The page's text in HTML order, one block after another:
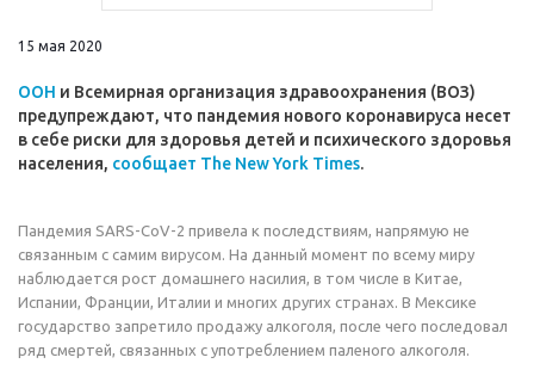
15 мая 2020
ООН и Всемирная организация здравоохранения (ВОЗ)
предупреждают, что пандемия нового коронавируса несет
в себе риски для здоровья детей и психического здоровья
населения, сообщает The New York Times.
Пандемия SARS-CoV-2 привела к последствиям, напрямую не
связанным с самим вирусом. На данный момент по всему миру
наблюдается рост домашнего насилия, в том числе в Китае,
Испании, Франции, Италии и многих других странах. В Мексике
государство запретило продажу алкоголя, после чего последовал
ряд смертей, связанных с употреблением паленого алкоголя.